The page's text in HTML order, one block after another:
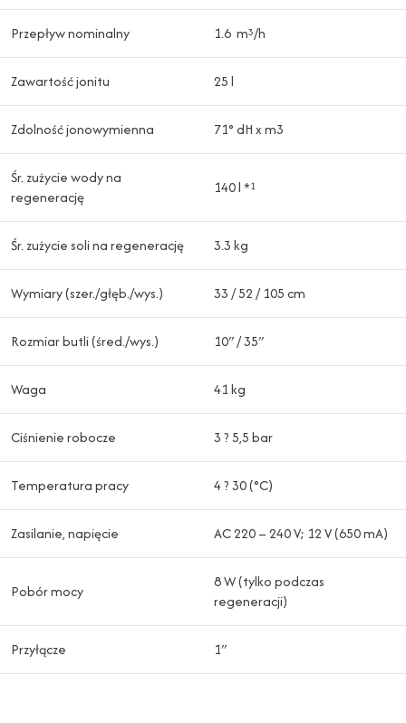
Przepływ nominalny 1.6 m3/h
Zawartość jonitu 25 l
Zdolność jonowymienna 71° dH x m3
Śr. zużycie wody na
regenerację
140 l *1
Śr. zużycie soli na regenerację 3.3 kg
Wymiary (szer./głęb./wys.) 33 / 52 / 105 cm
Rozmiar butli (śred./wys.) 10″ / 35″
Waga 41 kg
Ciśnienie robocze 3 ? 5,5 bar
Temperatura pracy 4 ? 30 (°C)
Zasilanie, napięcie AC 220 – 240 V; 12 V (650 mA)
Pobór mocy
8 W (tylko podczas
regeneracji)
Przyłącze 1″